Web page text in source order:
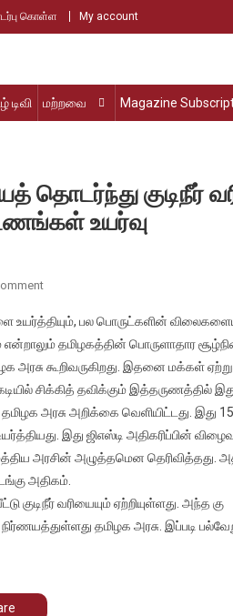
கொள்ள My account
டிவி மற்றவை Magazine
குடிநீர்
உயர்வு
On
சொத்துவரியைத்
தொடர்ந்து
குடிநீர்
வரி,
வாகனப்பதிவு,
போக்குவரத்து
சேவைக்
கட்டணங்கள்
உயர்த்தியும், பல பொருட்களின்
என்றாலும் தமிழகத்தின் பொருளாதார
அரசு கூறிவருகிறது. இதனை மக்கள்
சிக்கித் தவிக்கும் இத்தருணத்தில் இது
அரசு அறிக்கை வெளியிட்டது. இது
இது ஜிஎஸ்டி அதிகரிப்பின்
அரசின் அழுத்தமென தெரிவித்தது.
அதிகம்.
வரியையும் ஏற்றியுள்ளது. அந்த கு
நிர்ணயத்துள்ளது தமிழக அரசு. இப்படி